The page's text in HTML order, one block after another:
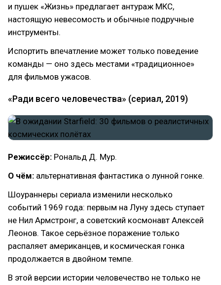
и пушек «Жизнь» предлагает антураж МКС,
настоящую невесомость и обычные подручные
инструменты.
Испортить впечатление может только поведение
команды — оно здесь местами «традиционное»
для фильмов ужасов.
«Ради всего человечества» (сериал, 2019)
Режиссёр: Рональд Д. Мур.
О чём: альтернативная фантастика о лунной гонке.
Шоураннеры сериала изменили несколько
событий 1969 года: первым на Луну здесь ступает
не Нил Армстронг, а советский космонавт Алексей
Леонов. Такое серьёзное поражение только
распаляет американцев, и космическая гонка
продолжается в двойном темпе.
В этой версии истории человечество не только не